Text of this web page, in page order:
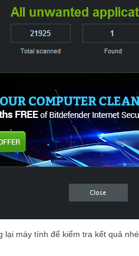
máy tính để kiểm tra kết quả nhé.